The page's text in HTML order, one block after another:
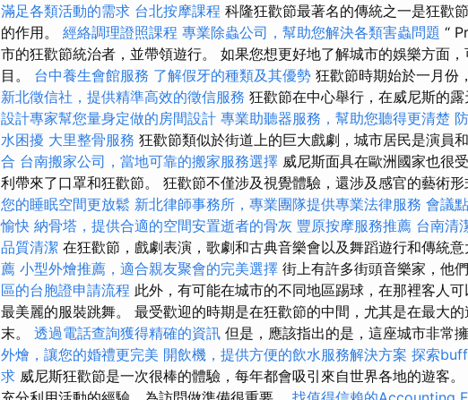
滿足各類活動的需求 台北按摩課程 科隆狂歡節最著名的傳統之一是狂歡
的作用。 經絡調理證照課程 專業除蟲公司，幫助您解決各類害蟲問題 “
市的狂歡節統治者，並帶領遊行。 如果您想更好地了解城市的娛樂方面
目。 台中養生會館服務 了解假牙的種類及其優勢 狂歡節時期始於一月份
新北徵信社，提供精準高效的徵信服務 狂歡節在中心舉行，在威尼斯的露
設計專家幫您量身定做的房間設計 專業助聽器服務，幫助您聽得更清楚
水困擾 大里整骨服務 狂歡節類似於街道上的巨大戲劇，城市居民是演員
合 台南搬家公司，當地可靠的搬家服務選擇 威尼斯面具在歐洲國家也很
利帶來了口罩和狂歡節。 狂歡節不僅涉及視覺體驗，還涉及感官的藝術形
您的睡眠空間更放鬆 新北律師事務所，專業團隊提供專業法律服務 會議
愉快 納骨塔，提供合適的空間安置逝者的骨灰 豐原按摩服務推薦 台南清
品質清潔 在狂歡節，戲劇表演，歌劇和古典音樂會以及舞蹈遊行和傳統意
薦 小型外燴推薦，適合親友聚會的完美選擇 街上有許多街頭音樂家，他
區的台胞證申請流程 此外，有可能在城市的不同地區踢球，在那裡客人
最美麗的服裝跳舞。 最受歡迎的時期是在狂歡節的中間，尤其是在最大
末。 透過電話查詢獲得精確的資訊 但是，應該指出的是，這座城市非常
外燴，讓您的婚禮更完美 開飲機，提供方便的飲水服務解決方案 探索
求 威尼斯狂歡節是一次很棒的體驗，每年都會吸引來自世界各地的遊客。